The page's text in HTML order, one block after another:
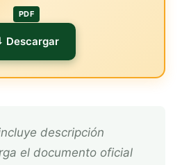
PDF
Descargar
el documento oficial